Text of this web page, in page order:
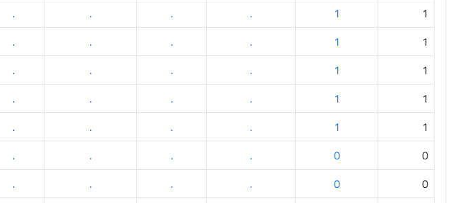
. . . . 1
1
. . . . 1
1
. . . . 1
1
. . . . 1
1
. . . . 1
1
. . . . 0
0
. . . . 0
0